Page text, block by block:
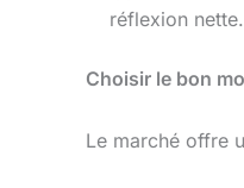
réflexion nette.
Choisir le bon
Le marché offre